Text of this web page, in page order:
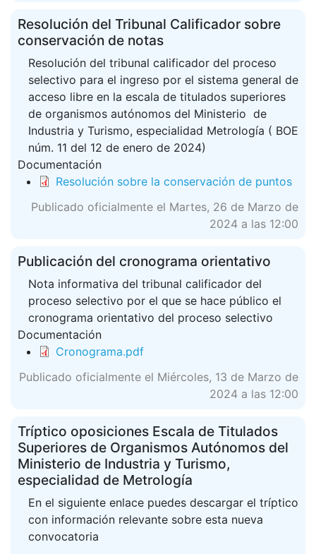
Resolución del Tribunal Calificador sobre
conservación de notas
Resolución del tribunal calificador del proceso
selectivo para el ingreso por el sistema general de
acceso libre en la escala de titulados superiores
de organismos autónomos del Ministerio de
Industria y Turismo, especialidad Metrología ( BOE
núm. 11 del 12 de enero de 2024)
Documentación
Resolución sobre la conservación de puntos
Publicado oficialmente el Martes, 26 de Marzo de
2024 a las 12:00
Publicación del cronograma orientativo
Nota informativa del tribunal calificador del
proceso selectivo por el que se hace público el
cronograma orientativo del proceso selectivo
Documentación
Cronograma.pdf
Publicado oficialmente el Miércoles, 13 de Marzo de
2024 a las 12:00
Tríptico oposiciones Escala de Titulados
Superiores de Organismos Autónomos del
Ministerio de Industria y Turismo,
especialidad de Metrología
En el siguiente enlace puedes descargar el tríptico
con información relevante sobre esta nueva
convocatoria